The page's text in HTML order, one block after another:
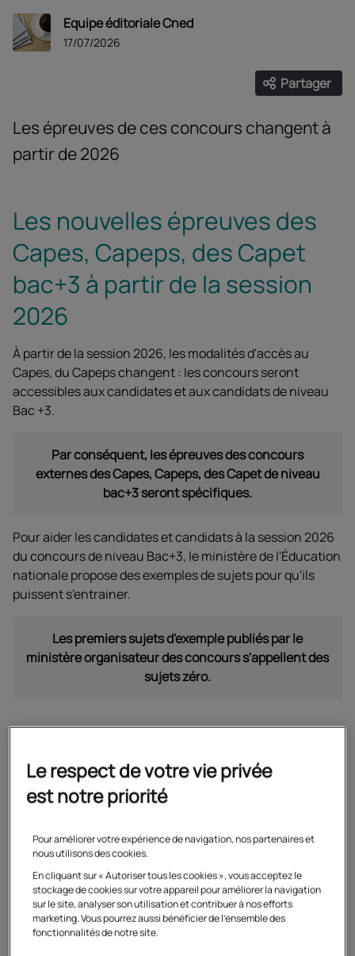
Equipe éditoriale Cned
17/07/2026
Partager
Ouvrir
Les épreuves de ces concours changent à
partir de 2026
Les nouvelles épreuves des
Capes, Capeps, des Capet
bac+3 à partir de la session
2026
À partir de la session 2026, les modalités d'accès au
Capes, du Capeps changent : les concours seront
accessibles aux candidates et aux candidats de niveau
Bac +3.
Par conséquent, les épreuves des concours
externes des Capes, Capeps, des Capet de niveau
bac+3 seront spécifiques.
Pour aider les candidates et candidats à la session 2026
du concours de niveau Bac+3, le ministère de l'Éducation
nationale propose des exemples de sujets pour qu'ils
puissent s'entrainer.
Les premiers sujets d'exemple publiés par le
ministère organisateur des concours s'appellent des
sujets zéro.
Le respect de votre vie privée
est notre priorité
Pour améliorer votre expérience de navigation, nos partenaires et
nous utilisons des cookies.
En cliquant sur « Autoriser tous les cookies », vous acceptez le
stockage de cookies sur votre appareil pour améliorer la navigation
sur le site, analyser son utilisation et contribuer à nos efforts
marketing. Vous pourrez aussi bénéficier de l'ensemble des
fonctionnalités de notre site.